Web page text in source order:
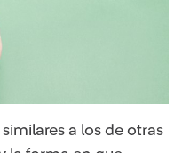
a los de otras